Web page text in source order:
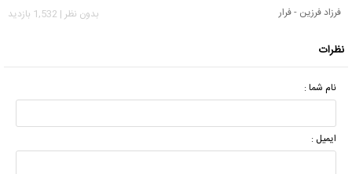
فرزاد فرزین - فرار
بدون نظر | 1,532 بازدید
نظرات
نام شما :
ایمیل :